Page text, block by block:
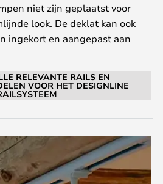
niet zijn geplaatst voor
look. De deklat kan ook
ingekort en aangepast aan
RELEVANTE RAILS EN
VOOR HET DESIGNLINE